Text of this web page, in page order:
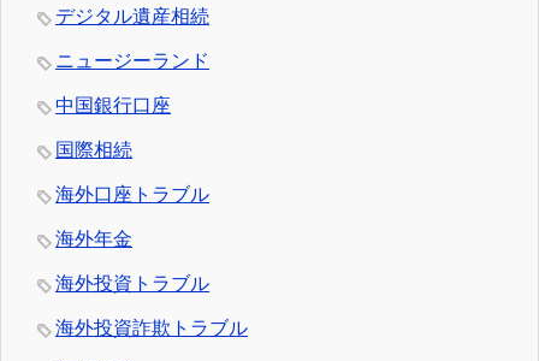
デジタル遺産相続
ニュージーランド
中国銀行口座
国際相続
海外口座トラブル
海外年金
海外投資トラブル
海外投資詐欺トラブル